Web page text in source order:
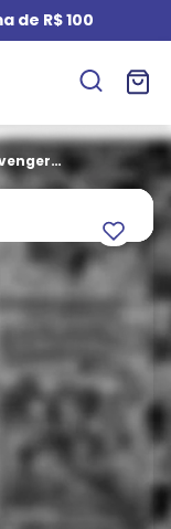
de R$ 100
-
# 2